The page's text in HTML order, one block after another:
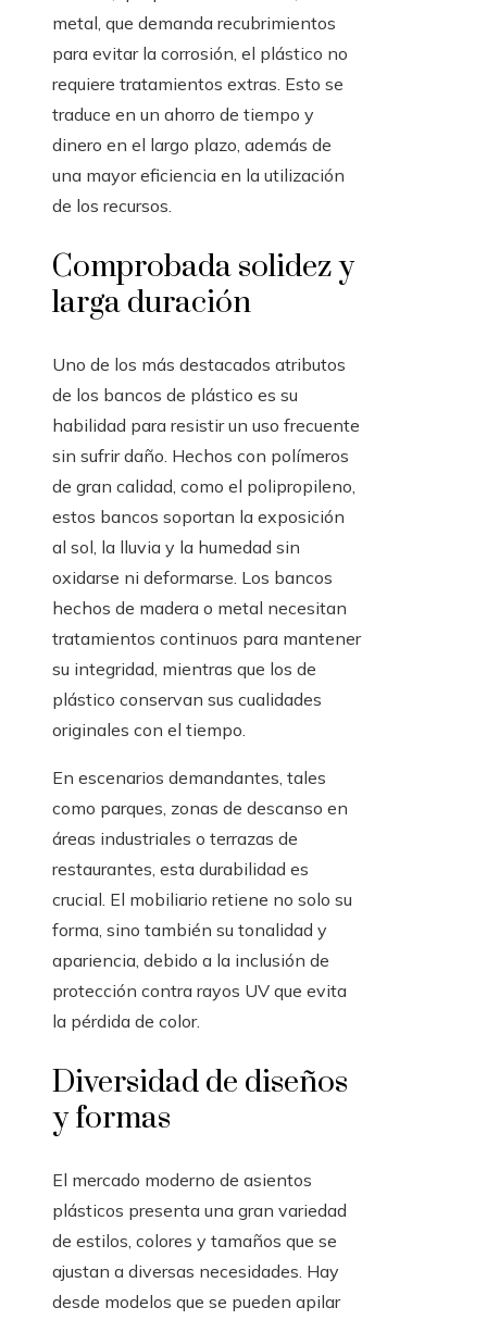
metal, que demanda recubrimientos
para evitar la corrosión, el plástico no
requiere tratamientos extras. Esto se
traduce en un ahorro de tiempo y
dinero en el largo plazo, además de
una mayor eficiencia en la utilización
de los recursos.
Comprobada solidez y
larga duración
Uno de los más destacados atributos
de los bancos de plástico es su
habilidad para resistir un uso frecuente
sin sufrir daño. Hechos con polímeros
de gran calidad, como el polipropileno,
estos bancos soportan la exposición
al sol, la lluvia y la humedad sin
oxidarse ni deformarse. Los bancos
hechos de madera o metal necesitan
tratamientos continuos para mantener
su integridad, mientras que los de
plástico conservan sus cualidades
originales con el tiempo.
En escenarios demandantes, tales
como parques, zonas de descanso en
áreas industriales o terrazas de
restaurantes, esta durabilidad es
crucial. El mobiliario retiene no solo su
forma, sino también su tonalidad y
apariencia, debido a la inclusión de
protección contra rayos UV que evita
la pérdida de color.
Diversidad de diseños
y formas
El mercado moderno de asientos
plásticos presenta una gran variedad
de estilos, colores y tamaños que se
ajustan a diversas necesidades. Hay
desde modelos que se pueden apilar